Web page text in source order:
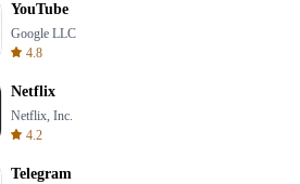
YouTube
Google LLC
4.8
Netflix
Netflix, Inc.
4.2
Telegram